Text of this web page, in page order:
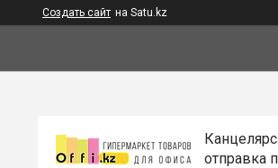
Создать сайт на Satu.kz
отправка